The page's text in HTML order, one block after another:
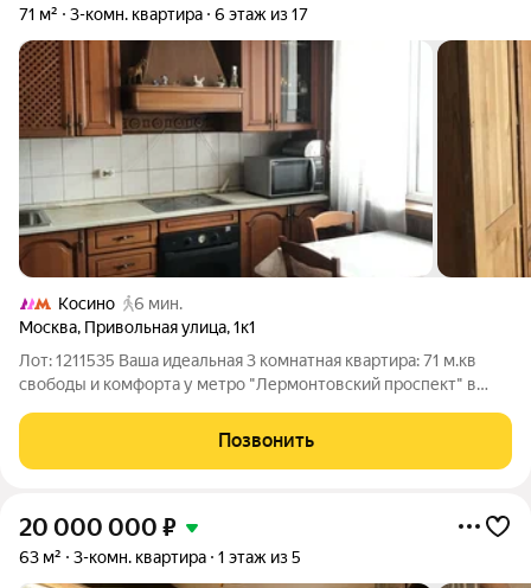
71 м² 3-комн. квартира 6 этаж из 17
Косино
6 мин.
Москва, Привольная улица,1к1
Лот: 1211535 Ваша идеальная 3 комнатная квартира: 71 м.кв
свободы и комфорта у метро "Лермонтовский проспект" в
Москвы. Оптимальный 6 этаж-"Золотая середина" Тепло, тихо,
отличный панорамный вид
Позвонить
20 000 000 ₽
63 м² 3-комн. квартира 1 этаж из 5